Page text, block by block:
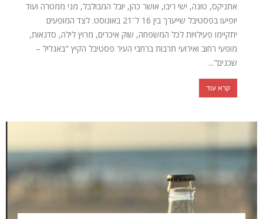
אתניקס, טונה, ישי ריבו, אושר כהן, יובל המבולבל, מני ממטרה ועוד
יופיעו בפסטיבל שייערך בין 16 ל־21 באוגוסט. לצד המופעים
יתקיימו פעילויות לכל המשפחה, שוק איכרים, מרוץ לילה, סדנאות,
מופעי רחוב ואירועי תרבות ברחבי העיר פסטיבל הקיץ "באגליל –
שכנים"...
קרא עוד